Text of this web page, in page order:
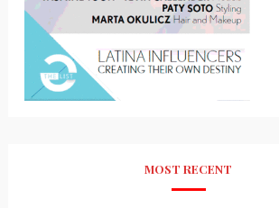
MOST RECENT